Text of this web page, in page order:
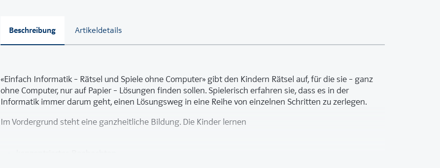
Beschreibung Artikeldetails
«Einfach Informatik – Rätsel und Spiele ohne Computer» gibt den Kindern Rätsel auf, für die sie – ganz
ohne Computer, nur auf Papier – Lösungen finden sollen. Spielerisch erfahren sie, dass es in der
Informatik immer darum geht, einen Lösungsweg in eine Reihe von einzelnen Schritten zu zerlegen.
Im Vordergrund steht eine ganzheitliche Bildung. Die Kinder lernen